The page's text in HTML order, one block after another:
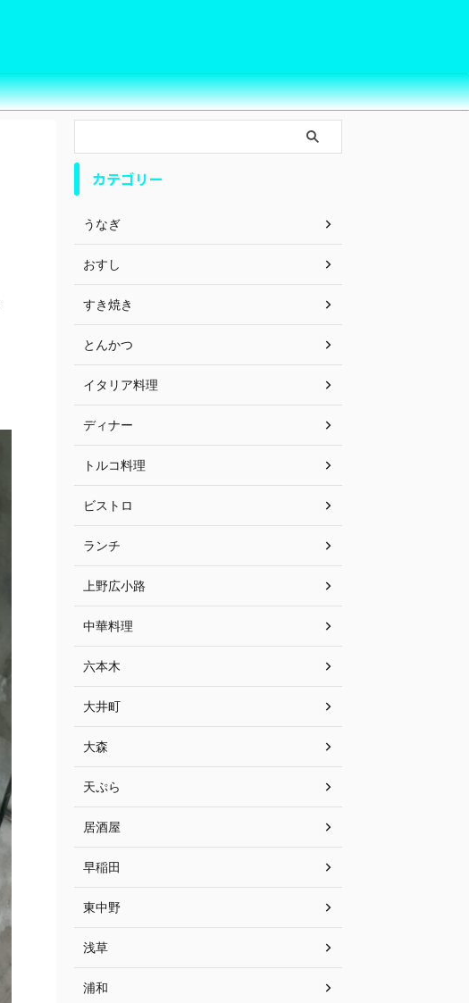
カテゴリー
うなぎ
おすし
すき焼き
とんかつ
イタリア料理
ディナー
トルコ料理
ビストロ
ランチ
上野広小路
中華料理
六本木
大井町
大森
天ぷら
居酒屋
早稲田
東中野
浅草
浦和